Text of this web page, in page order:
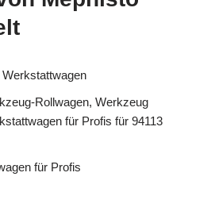
Rollwagen, Werkzeug
für Profis für 94113
für Profis